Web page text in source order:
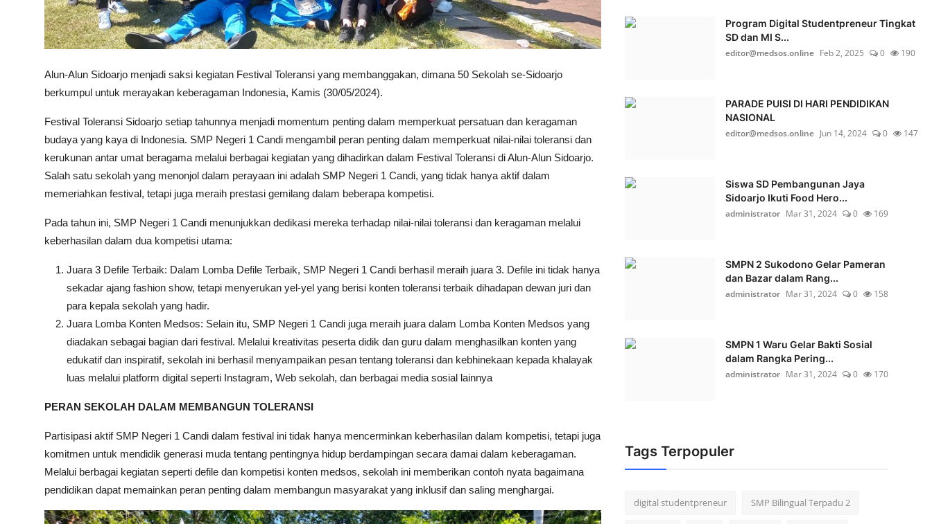
Alun-Alun Sidoarjo menjadi saksi kegiatan Festival Toleransi yang membanggakan, dimana 50 Sekolah se-Sidoarjo
berkumpul untuk merayakan keberagaman Indonesia, Kamis (30/05/2024).
Festival Toleransi Sidoarjo setiap tahunnya menjadi momentum penting dalam memperkuat persatuan dan keragaman
budaya yang kaya di Indonesia. SMP Negeri 1 Candi mengambil peran penting dalam memperkuat nilai-nilai toleransi dan
kerukunan antar umat beragama melalui berbagai kegiatan yang dihadirkan dalam Festival Toleransi di Alun-Alun Sidoarjo.
Salah satu sekolah yang menonjol dalam perayaan ini adalah SMP Negeri 1 Candi, yang tidak hanya aktif dalam
memeriahkan festival, tetapi juga meraih prestasi gemilang dalam beberapa kompetisi.
Pada tahun ini, SMP Negeri 1 Candi menunjukkan dedikasi mereka terhadap nilai-nilai toleransi dan keragaman melalui
keberhasilan dalam dua kompetisi utama:
Juara 3 Defile Terbaik: Dalam Lomba Defile Terbaik, SMP Negeri 1 Candi berhasil meraih juara 3. Defile ini tidak hanya
sekadar ajang fashion show, tetapi menyerukan yel-yel yang berisi konten toleransi terbaik dihadapan dewan juri dan
para kepala sekolah yang hadir.
Juara Lomba Konten Medsos: Selain itu, SMP Negeri 1 Candi juga meraih juara dalam Lomba Konten Medsos yang
diadakan sebagai bagian dari festival. Melalui kreativitas peserta didik dan guru dalam menghasilkan konten yang
edukatif dan inspiratif, sekolah ini berhasil menyampaikan pesan tentang toleransi dan kebhinekaan kepada khalayak
luas melalui platform digital seperti Instagram, Web sekolah, dan berbagai media sosial lainnya
PERAN SEKOLAH DALAM MEMBANGUN TOLERANSI
Partisipasi aktif SMP Negeri 1 Candi dalam festival ini tidak hanya mencerminkan keberhasilan dalam kompetisi, tetapi juga
komitmen untuk mendidik generasi muda tentang pentingnya hidup berdampingan secara damai dalam keberagaman.
Melalui berbagai kegiatan seperti defile dan kompetisi konten medsos, sekolah ini memberikan contoh nyata bagaimana
pendidikan dapat memainkan peran penting dalam membangun masyarakat yang inklusif dan saling menghargai.
Program Digital Studentpreneur Tingkat
SD dan MI S...
editor@medsos.online Feb 2, 2025 0 190
PARADE PUISI DI HARI PENDIDIKAN
NASIONAL
editor@medsos.online Jun 14, 2024 0 147
Siswa SD Pembangunan Jaya
Sidoarjo Ikuti Food Hero...
administrator Mar 31, 2024 0 169
SMPN 2 Sukodono Gelar Pameran
dan Bazar dalam Rang...
administrator Mar 31, 2024 0 158
SMPN 1 Waru Gelar Bakti Sosial
dalam Rangka Pering...
administrator Mar 31, 2024 0 170
Tags Terpopuler
digital studentpreneur SMP Bilingual Terpadu 2